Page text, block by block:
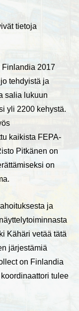
tietoja
Finlandia 2017
tehdyistä ja
salia lukuun
yli 2200 kehystä.
kaikista FEPA-
Pitkänen on
on
ja
Kähäri vetää tätä
järjestämiä
on Finlandia
tulee